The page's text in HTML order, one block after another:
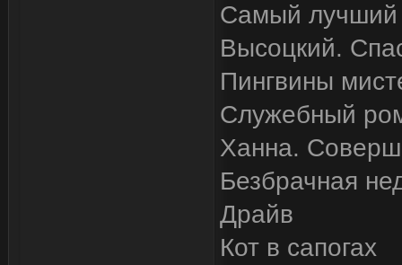
Самый
Высоцкий.
Пингвины
Служебный
Ханна.
Безбрачная
Драйв
Кот в сапогах